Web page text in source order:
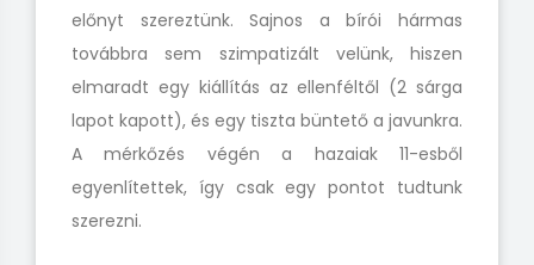
előnyt szereztünk. Sajnos a bírói hármas
továbbra sem szimpatizált velünk, hiszen
elmaradt egy kiállítás az ellenféltől (2 sárga
lapot kapott), és egy tiszta büntető a javunkra.
A mérkőzés végén a hazaiak 11-esből
egyenlítettek, így csak egy pontot tudtunk
szerezni.